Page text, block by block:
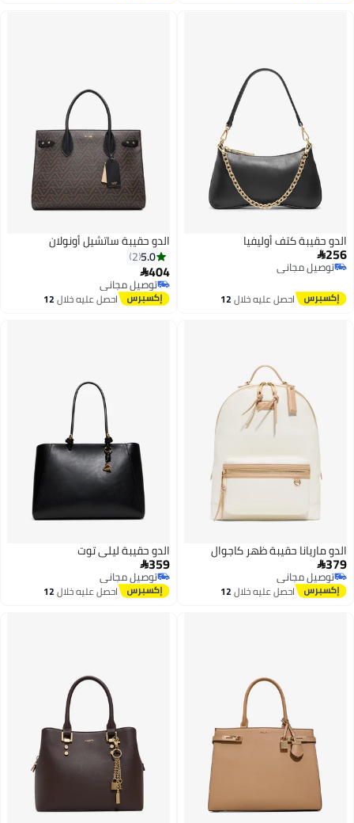
الدو حقيبة كتف أوليفيا
256
توصيل مجاني
توصيل مجاني
احصل عليه خلال12
الدو حقيبة ساتشيل أونولان
5.0
2
404
توصيل مجاني
توصيل مجانياحصل عليه خلال12
الدو ماريانا حقيبة ظهر كاجوال
379
توصيل مجاني
توصيل مجانياحصل عليه خلال12
الدو حقيبة ليلى توت
359
توصيل مجاني
توصيل مجانياحصل عليه خلال12